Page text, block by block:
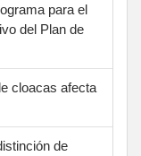
para el
del Plan de
cloacas afecta
de